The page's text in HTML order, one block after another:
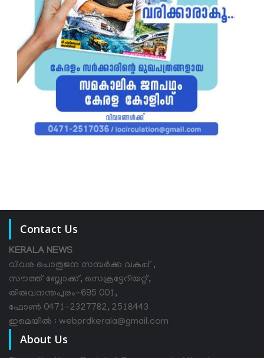
Contact Us
KERALA NEWS
വിവര പൊതുജന സമ്പര്‍ക്ക വകുപ്പ് ,
സൗത്ത് ബ്ലോക്ക്, സെക്രട്ടേറിയറ്റ്,
തിരുവനന്തപുരം-695 001,
ഫോൺ 0471-2327782, 2518443
ഇമെയിൽ : webprdkerala@gmail.com
About Us